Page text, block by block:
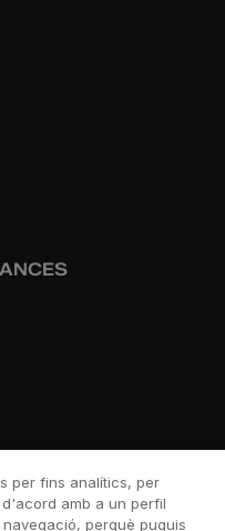
per fins analítics, per
amb a un perfil
perquè puguis